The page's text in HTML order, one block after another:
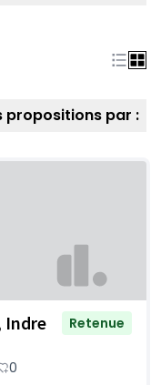
propositions par :
Indre
Retenue
0